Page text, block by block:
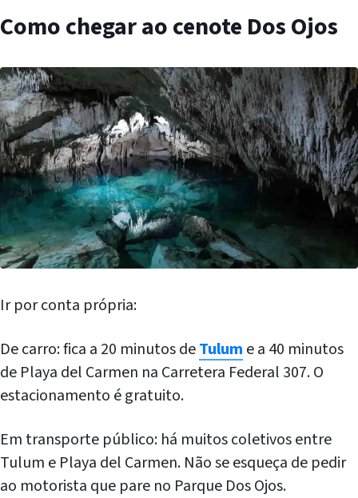
Como chegar ao cenote Dos Ojos
Ir por conta própria:
De carro: fica a 20 minutos deTulum e a 40 minutos
de Playa del Carmen na Carretera Federal 307. O
estacionamento é gratuito.
Em transporte público: há muitos coletivos entre
Tulum e Playa del Carmen. Não se esqueça de pedir
ao motorista que pare no Parque Dos Ojos.